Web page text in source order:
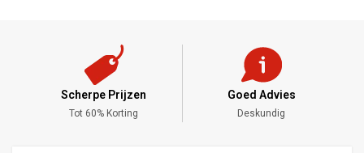
Scherpe Prijzen
Tot 60% Korting
Goed Advies
Deskundig